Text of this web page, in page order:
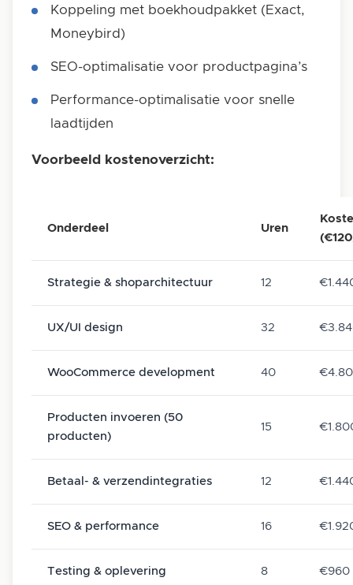
Koppeling met boekhoudpakket (Exact,
Moneybird)
SEO-optimalisatie voor productpagina’s
Performance-optimalisatie voor snelle
laadtijden
Voorbeeld kostenoverzicht:
Onderdeel Uren
Strategie & shoparchitectuur 12
UX/UI design 32
WooCommerce development 40
Producten invoeren (50
producten)
15
Betaal- & verzendintegraties 12
SEO & performance 16
Testing & oplevering 8 €960